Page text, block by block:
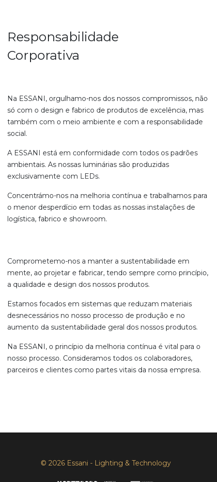
Responsabilidade
Corporativa
Na ESSANI, orgulhamo-nos dos nossos compromissos, não
só com o design e fabrico de produtos de excelência, mas
também com o meio ambiente e com a responsabilidade
social.
A ESSANI está em conformidade com todos os padrões
ambientais. As nossas luminárias são produzidas
exclusivamente com LEDs.
Concentrámo-nos na melhoria contínua e trabalhamos para
o menor desperdício em todas as nossas instalações de
logística, fabrico e showroom.
Comprometemo-nos a manter a sustentabilidade em
mente, ao projetar e fabricar, tendo sempre como princípio,
a qualidade e design dos nossos produtos.
Estamos focados em sistemas que reduzam materiais
desnecessários no nosso processo de produção e no
aumento da sustentabilidade geral dos nossos produtos.
Na ESSANI, o princípio da melhoria contínua é vital para o
nosso processo. Consideramos todos os colaboradores,
parceiros e clientes como partes vitais da nossa empresa.
© 2026 Essani - Lighting & Technology